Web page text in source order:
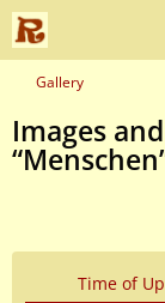
Gallery
Images
Time of